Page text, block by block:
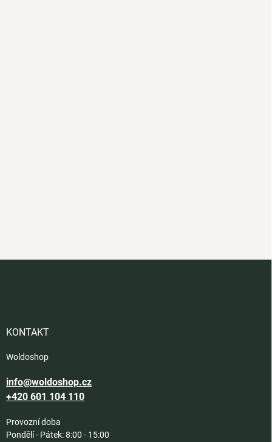
KONTAKT
Woldoshop
info@woldoshop.cz
+420 601 104 110
Provozní doba
Pondělí - Pátek: 8:00 - 15:00